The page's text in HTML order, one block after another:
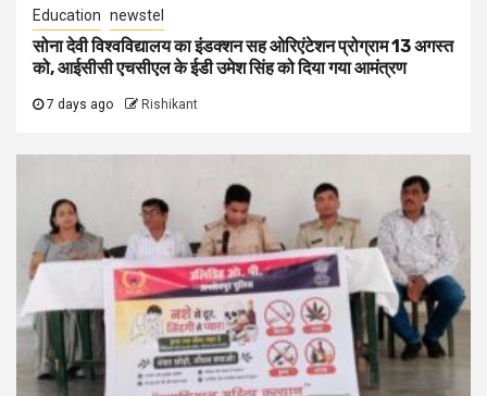
Education newstel
सोना देवी विश्वविद्यालय का इंडक्शन सह ओरिएंटेशन प्रोग्राम 13 अगस्त
को, आईसीसी एचसीएल के ईडी उमेश सिंह को दिया गया आमंत्रण
7 days ago Rishikant